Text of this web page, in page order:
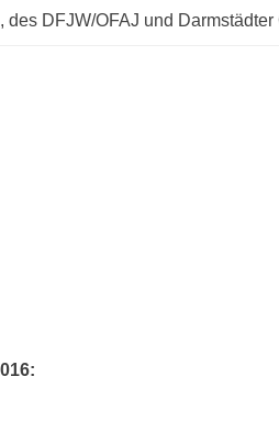
DFJW/OFAJ und Darmstädter